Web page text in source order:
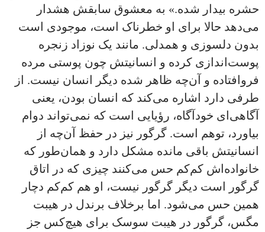
حشره بیدار شده.» به معشوق سابقش هشدار
می‌دهد حالا برای او خطرناک است، موجودی است
بدون دلسوزی و همدلی. مانند یک نوزاد زنجره
پوست‌اندازی کرده و انسانیتش چون پوستی مرده
فروافتاده و آن‌چه ظاهر شده دیگر انسان نیست. از
طرفی دارد اشاره می‌کند که انسان بودن، یعنی
آگاهی‌ای خودآگاه، رؤیایی است که نمی‌تواند دوام
بیاورد، توهم است. گرگور نیز در حفظ آن‌چه از
انسانیتش باقی مانده مشکل دارد و همان‌طور که
خانواده‌اش کم‌کم حس می‌کنند چیزی که در اتاق
گرگور است دیگر گرگور نیست، او هم کم‌کم دچار
همین حس می‌شود. اما برخلاف برندل در هیبت
مگس، گرگور در هیبت سوسک برای هیچ‌کس جز